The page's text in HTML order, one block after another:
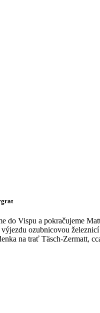
do Vispu a pokračujeme
ozubnicovou
na trať Täsch-Zermatt,